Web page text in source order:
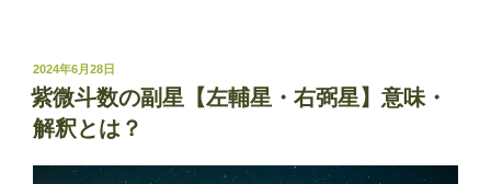
数
の
副
星
【天
投
稿
日:
2024年6月28日
紫微斗数の副星【左輔星・右弼星】意味・
解釈とは？